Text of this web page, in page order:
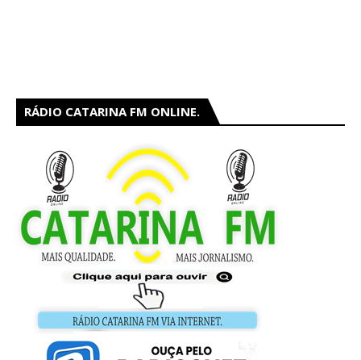
RÁDIO CATARINA FM ONLINE.